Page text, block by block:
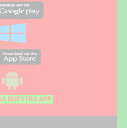
NUESTRA APP